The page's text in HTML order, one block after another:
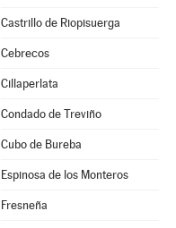
Castrillo de Riopisuerga
Cebrecos
Cillaperlata
Condado de Treviño
Cubo de Bureba
Espinosa de los Monteros
Fresneña